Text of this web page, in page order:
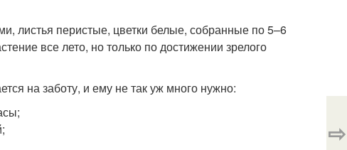
листья перистые, цветки белые, собранные по 5–6
все лето, но только по достижении зрелого
на заботу, и ему не так уж много нужно:
⇨